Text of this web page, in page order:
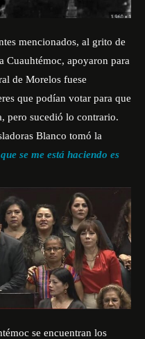
mencionados, al grito de
Cuauhtémoc, apoyaron para
de Morelos fuese
que podían votar para que
pero sucedió lo contrario.
Blanco tomó la
se me está haciendo es
se encuentran los